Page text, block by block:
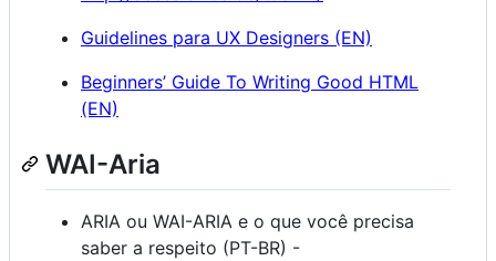
Guidelines para UX Designers (EN)
Beginners’ Guide To Writing Good HTML
(EN)
WAI-Aria
ARIA ou WAI-ARIA e o que você precisa
saber a respeito (PT-BR) -